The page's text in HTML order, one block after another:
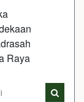
Raya